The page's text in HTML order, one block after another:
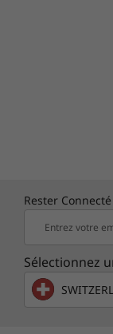
Rester Connecté
Entrez votre
Sélectionnez